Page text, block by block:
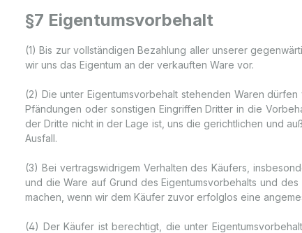
§7 Eigentumsvorbehalt
(1) Bis zur vollständigen Bezahlung aller unserer
wir uns das Eigentum an der verkauften Ware vor.
(2) Die unter Eigentumsvorbehalt stehenden Waren
Pfändungen oder sonstigen Eingriffen Dritter in die
der Dritte nicht in der Lage ist, uns die gerichtlichen und
Ausfall.
(3) Bei vertragswidrigem Verhalten des Käufers,
und die Ware auf Grund des Eigentumsvorbehalts und
machen, wenn wir dem Käufer zuvor erfolglos eine
(4) Der Käufer ist berechtigt, die unter